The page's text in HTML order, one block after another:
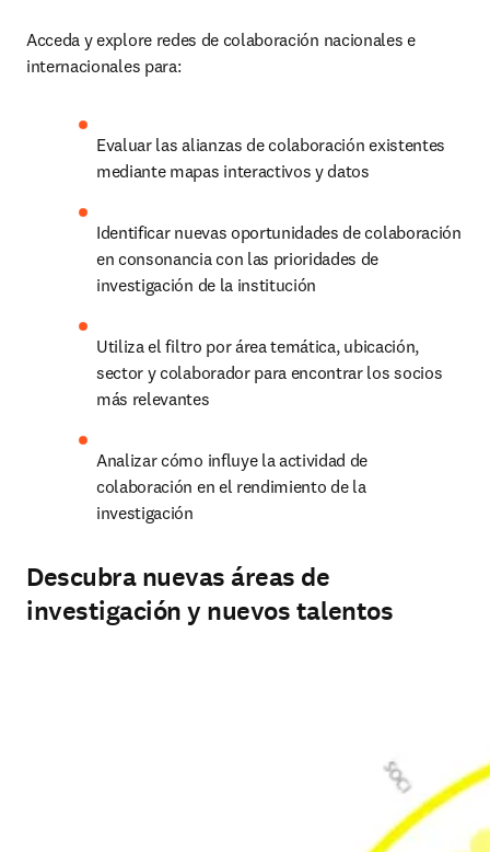
Acceda y explore redes de colaboración nacionales e
internacionales para:
Evaluar las alianzas de colaboración existentes
mediante mapas interactivos y datos
Identificar nuevas oportunidades de colaboración
en consonancia con las prioridades de
investigación de la institución
Utiliza el filtro por área temática, ubicación,
sector y colaborador para encontrar los socios
más relevantes
Analizar cómo influye la actividad de
colaboración en el rendimiento de la
investigación
Descubra nuevas áreas de
investigación y nuevos talentos